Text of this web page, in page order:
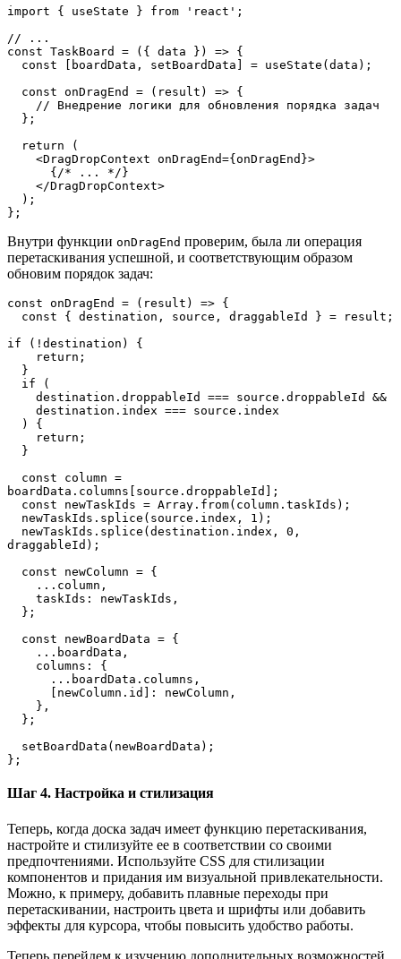
import { useState } from 'react';
// ...
const TaskBoard = ({ data }) => {
  const [boardData, setBoardData] = useState(data);
  const onDragEnd = (result) => {
    // Внедрение логики для обновления порядка задач
  };
  return (
    <DragDropContext onDragEnd={onDragEnd}>
      {/* ... */}
    </DragDropContext>
  );
};
Внутри функции onDragEnd проверим, была ли операция
перетаскивания успешной, и соответствующим образом
обновим порядок задач:
const onDragEnd = (result) => {
  const { destination, source, draggableId } = result;
if (!destination) {
    return;
  }
  if (
    destination.droppableId === source.droppableId &&
    destination.index === source.index
  ) {
    return;
  }
boardData.columns[source.droppableId];
  const newTaskIds = Array.from(column.taskIds);
  newTaskIds.splice(source.index, 1);
draggableId);
  const newColumn = {
    ...column,
    taskIds: newTaskIds,
  };
  const newBoardData = {
    ...boardData,
    columns: {
      ...boardData.columns,
      [newColumn.id]: newColumn,
    },
  };
  setBoardData(newBoardData);
};
Шаг 4. Настройка и стилизация
Теперь, когда доска задач имеет функцию перетаскивания,
настройте и стилизуйте ее в соответствии со своими
предпочтениями. Используйте CSS для стилизации
компонентов и придания им визуальной привлекательности.
Можно, к примеру, добавить плавные переходы при
перетаскивании, настроить цвета и шрифты или добавить
эффекты для курсора, чтобы повысить удобство работы.
Теперь перейдем к изучению дополнительных возможностей